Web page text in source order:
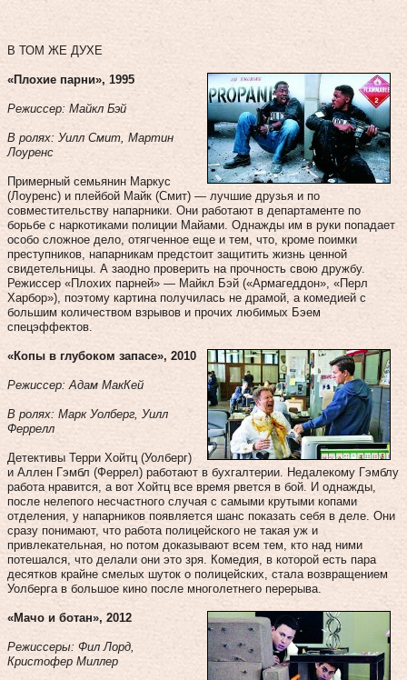
В ТОМ ЖЕ ДУХЕ
«Плохие парни», 1995
Режиссер: Майкл Бэй
В ролях: Уилл Смит, Мартин
Лоуренс
Примерный семьянин Маркус
(Лоуренс) и плейбой Майк (Смит) — лучшие друзья и по
совместительству напарники. Они работают в департаменте по
борьбе с наркотиками полиции Майами. Однажды им в руки попадает
особо сложное дело, отягченное еще и тем, что, кроме поимки
преступников, напарникам предстоит защитить жизнь ценной
свидетельницы. А заодно проверить на прочность свою дружбу.
Режиссер «Плохих парней» — Майкл Бэй («Армагеддон», «Перл
Харбор»), поэтому картина получилась не драмой, а комедией с
большим количеством взрывов и прочих любимых Бэем
спецэффектов.
«Копы в глубоком запасе», 2010
Режиссер: Адам МакКей
В ролях: Марк Уолберг, Уилл
Феррелл
Детективы Терри Хойтц (Уолберг)
и Аллен Гэмбл (Феррел) работают в бухгалтерии. Недалекому Гэмблу
работа нравится, а вот Хойтц все время рвется в бой. И однажды,
после нелепого несчастного случая с самыми крутыми копами
отделения, у напарников появляется шанс показать себя в деле. Они
сразу понимают, что работа полицейского не такая уж и
привлекательная, но потом доказывают всем тем, кто над ними
потешался, что делали они это зря. Комедия, в которой есть пара
десятков крайне смелых шуток о полицейских, стала возвращением
Уолберга в большое кино после многолетнего перерыва.
«Мачо и ботан», 2012
Режиссеры: Фил Лорд,
Кристофер Миллер